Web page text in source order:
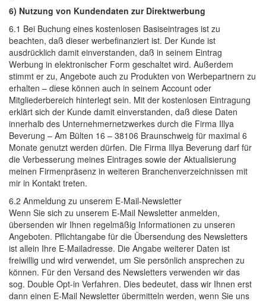
6) Nutzung von Kundendaten zur Direktwerbung
6.1 Bei Buchung eines kostenlosen Basiseintrages ist zu
beachten, daß dieser werbefinanziert ist. Der Kunde ist
ausdrücklich damit einverstanden, daß in seinem Eintrag
Werbung in elektronischer Form geschaltet wird. Außerdem
stimmt er zu, Angebote auch zu Produkten von Werbepartnern zu
erhalten – diese können auch in seinem Account oder
Mitgliederbereich hinterlegt sein. Mit der kostenlosen Eintragung
erklärt sich der Kunde damit einverstanden, daß diese Daten
innerhalb des Unternehmernetzwerkes durch die Firma Illya
Beverung – Am Bülten 16 – 38106 Braunschweig für maximal 6
Monate genutzt werden dürfen. Die Firma Illya Beverung darf für
die Verbesserung meines Eintrages sowie der Aktualisierung
meinen Firmenpräsenz in weiteren Branchenverzeichnissen mit
mir in Kontakt treten.
6.2 Anmeldung zu unserem E-Mail-Newsletter
Wenn Sie sich zu unserem E-Mail Newsletter anmelden,
übersenden wir Ihnen regelmäßig Informationen zu unseren
Angeboten. Pflichtangabe für die Übersendung des Newsletters
ist allein Ihre E-Mailadresse. Die Angabe weiterer Daten ist
freiwillig und wird verwendet, um Sie persönlich ansprechen zu
können. Für den Versand des Newsletters verwenden wir das
sog. Double Opt-in Verfahren. Dies bedeutet, dass wir Ihnen erst
dann einen E-Mail Newsletter übermitteln werden, wenn Sie uns